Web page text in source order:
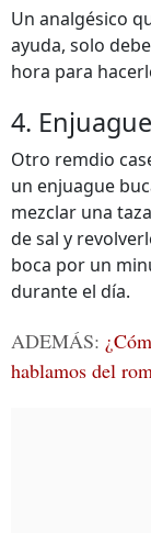
Un analgésico
ayuda, solo
hora para
4. Enjuague
Otro remdio
un enjuague
mezclar una
de sal y
boca por un
durante el día.
ADEMÁS:
hablamos del